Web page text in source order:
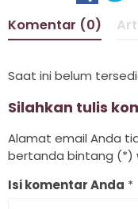
Komentar (0)
Saat ini belum
Silahkan tulis
Alamat email Anda
bertanda bintang (*)
Isi komentar Anda *